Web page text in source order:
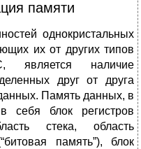
памяти
однокристальных
их от других типов
является наличие
друг от друга
Память данных, в
себя блок регистров
стека, область
память”), блок